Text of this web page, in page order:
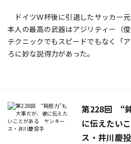
ドイツＷ杯後に引退したサッカー
本人の最高の武器はアジリティー（
テクニックでもスピードでもなく「
ろに妙な説得力があった。
第228回 “
に伝えたい
ス・井川慶